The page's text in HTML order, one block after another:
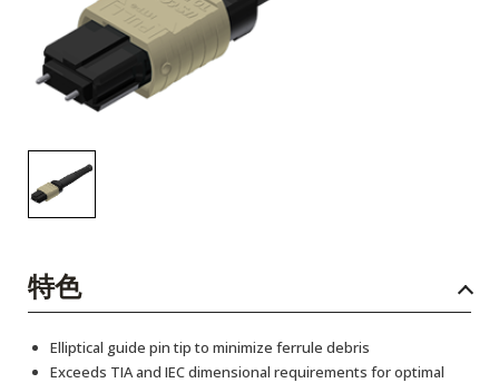
订阅
特色
Elliptical guide pin tip to minimize ferrule debris
Exceeds TIA and IEC dimensional requirements for optimal